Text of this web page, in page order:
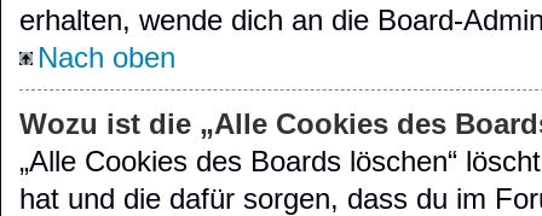
erhalten, wende dich an die Board-
Nach oben
Wozu ist die „Alle Cookies des
„Alle Cookies des Boards löschen“
hat und die dafür sorgen, dass du im